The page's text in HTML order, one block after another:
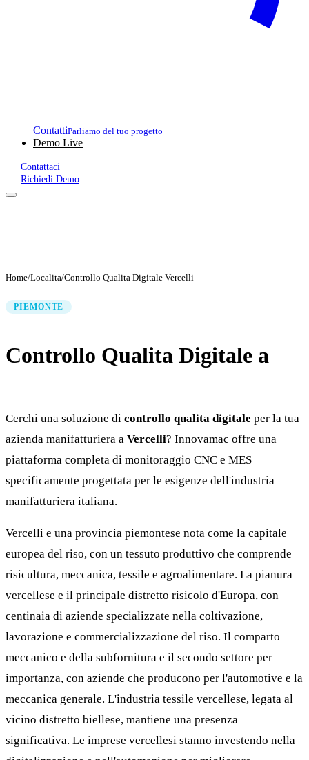
ContattiParliamo del tuo progetto
Demo Live
Contattaci
Richiedi Demo
Home/Localita/Controllo Qualita Digitale Vercelli
PIEMONTE
Controllo Qualita Digitale a
Cerchi una soluzione di controllo qualita digitale per la tua
azienda manifatturiera a Vercelli? Innovamac offre una
piattaforma completa di monitoraggio CNC e MES
specificamente progettata per le esigenze dell'industria
manifatturiera italiana.
Vercelli e una provincia piemontese nota come la capitale
europea del riso, con un tessuto produttivo che comprende
risicultura, meccanica, tessile e agroalimentare. La pianura
vercellese e il principale distretto risicolo d'Europa, con
centinaia di aziende specializzate nella coltivazione,
lavorazione e commercializzazione del riso. Il comparto
meccanico e della subfornitura e il secondo settore per
importanza, con aziende che producono per l'automotive e la
meccanica generale. L'industria tessile vercellese, legata al
vicino distretto biellese, mantiene una presenza
significativa. Le imprese vercellesi stanno investendo nella